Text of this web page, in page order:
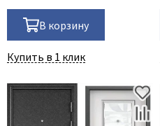
Lockstyle
Luxor
Morelli
В корзину
Купить в 1 клик